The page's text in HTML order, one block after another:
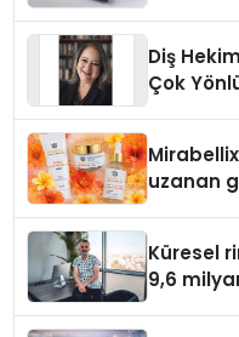
Diş
Çok
uzanan
Küresel
9,6